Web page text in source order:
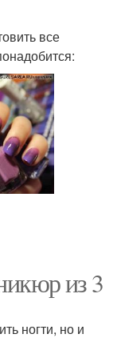
все
из 3
ногти, но и